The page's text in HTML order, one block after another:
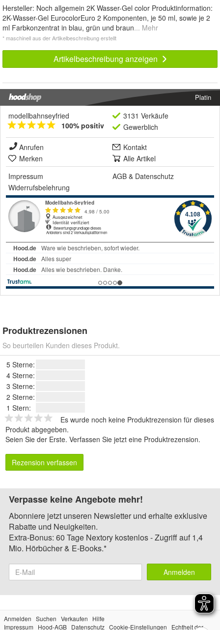
Hersteller: Noch allgemein 2K Wasser-Gel color Produktinformation:
2K-Wasser-Gel EurocolorEuro 2 Komponenten, je 50 ml, sowie je 2
ml Farbkonzentrat in blau, grün und braun... Mehr
* maschinell aus der Artikelbeschreibung erstellt
Artikelbeschreibung anzeigen
Platin
modellbahnseyfried
100% positiv
3131 Verkäufe
Gewerblich
Anrufen
Kontakt
Merken
Alle Artikel
Impressum
AGB & Datenschutz
Widerrufsbelehrung
Produktrezensionen
So beurteilen Kunden dieses Produkt.
5 Sterne:
4 Sterne:
3 Sterne:
2 Sterne:
1 Stern:
Es wurde noch keine Produktrezension für dieses
Produkt abgegeben.
Seien Sie der Erste. Verfassen Sie jetzt eine Produktrezension.
Rezension verfassen
Verpasse keine Angebote mehr!
Abonniere jetzt unseren Newsletter und erhalte exklusive
Rabatte und Neuigkeiten.
Extra-Bonus: 60 Tage Nextory kostenlos - Zugriff auf 1,4
Mio. Hörbücher & E-Books.*
Anmelden
Anmelden Suchen Verkaufen
Hilfe
Impressum
Hood-AGB Datenschutz Cookie-Einstellungen Echtheit der